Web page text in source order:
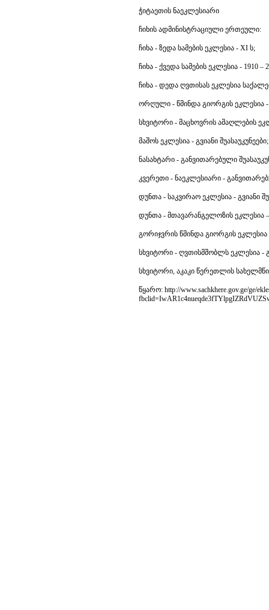
ჭიტაეთის ნაეკლესიარი
ჩიხის ადმინისტრაციული ერთეული:
ჩიხა - ზედა სამების ეკლესია - XI ს;
ჩიხა - ქვედა სამების ეკლესია - 1910 –
ჩიხა - დედა ღვთისას ეკლესია
ორღული - წმინდა გიორგის ეკლესია -
სხვიტორი - მაცხოვრის ამაღლების
მაშოს ეკლესია - გვიანი შუასაუკუნეები;
ნასახტარი - განვითარებული
კვერეთი - ნაეკლესიარი -
დუნთა - საკვირაო ეკლესია - გვიანი
დუნთა - მთავარანგელოზის ეკლესია
გორიჯვრის წმინდა გიორგის ეკლესია
სხვიტორი - ღვთისმშობლს ეკლესია -
სხვიტორი, აკაკი წერეთლის
წყარო: http://www.sachkhere.gov.ge/ge/